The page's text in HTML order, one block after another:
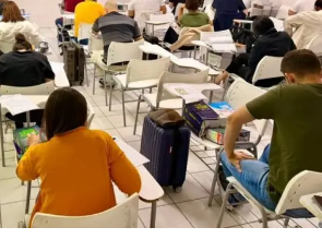
o avanço da rede no Nordeste
da empresa no potencial
, estado que vem recebendo novos
supermercadista nos últimos anos.
Redação Saiba+